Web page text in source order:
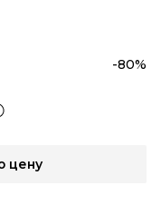
-80%
цену